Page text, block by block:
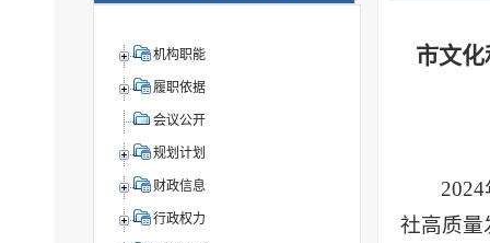
机构职能
履职依据
会议公开
规划计划
财政信息
行政权力
市文
社高质量